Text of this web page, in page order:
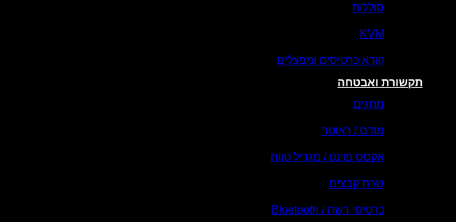
סוללות
KVM
קורא כרטיסים ומפצלים
תקשורת ואבטחה
מתגים
מודם / ראוטר
אקסס פוינט / מגדיל טווח
שרת קבצים
כרטיסי רשת / Bluetooth